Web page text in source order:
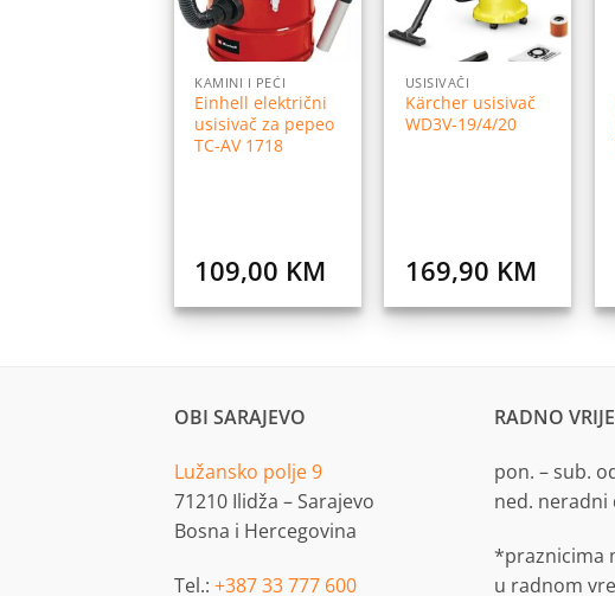
KAMINI I PEĆI
Einhell električni
usisivač za pepeo
TC-AV 1718
109,00 KM
USISIVAČI
Kärcher usisivač
WD3V-19/4/20
169,90 KM
OBI SARAJEVO
Lužansko polje 9
71210 Ilidža – Sarajevo
Bosna i Hercegovina
Tel.: +387 33 777 600
RADNO
pon. – sub.
ned. neradni
*praznicima
u radnom